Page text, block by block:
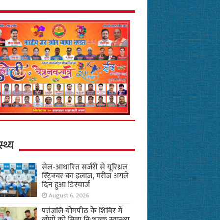
सेल-आधारित सर्जरी से यूरिथ्रल
स्ट्रिक्चर का इलाज, मरीज अगले
दिन हुआ डिस्चार्ज
August 6, 2026
पतंजलि योगपीठ के शिविर में